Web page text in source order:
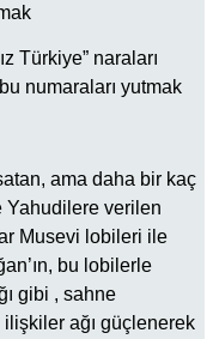
Türkiye” naraları
numaraları yutmak
ama daha bir kaç
Yahudilere verilen
Musevi lobileri ile
bu lobilerle
gibi , sahne
ağı güçlenerek